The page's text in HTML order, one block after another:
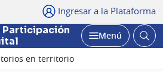
Ingresar a la Plataforma
Abrir
Menú
en territorio